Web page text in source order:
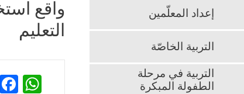
واقع
التعليم
W
إعداد المعلّمين
التربية الخاصّة
التربية في مرحلة
الطفولة المبكرة